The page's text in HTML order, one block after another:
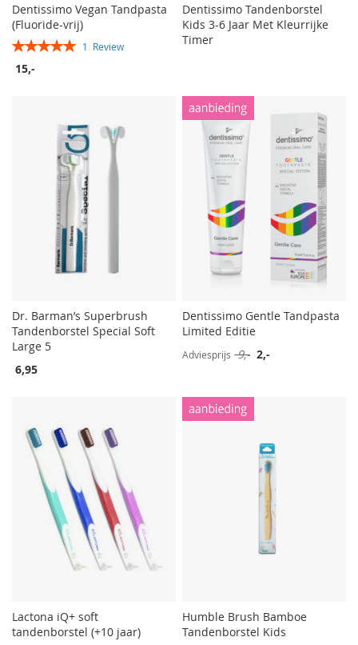
Dentissimo Vegan Tandpasta
(Fluoride-vrij)
Rating:
1 Review
15,-
Dentissimo Tandenborstel
Kids 3-6 Jaar Met Kleurrijke
Timer
Dr. Barman’s Superbrush
Tandenborstel Special Soft
Large 5
6,95
Dentissimo Gentle Tandpasta
Limited Editie
Adviesprijs 9,- Speciale
2,-
Lactona iQ+ soft
tandenborstel (+10 jaar)
Humble Brush Bamboe
Tandenborstel Kids